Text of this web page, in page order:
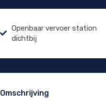
Openbaar vervoer station
dichtbij
Omschrijving